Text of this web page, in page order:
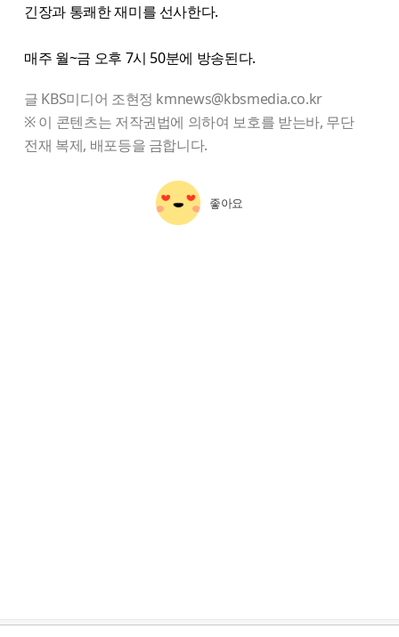
긴장과 통쾌한 재미를 선사한다.
매주 월~금 오후 7시 50분에 방송된다.
글 KBS미디어 조현정 kmnews@kbsmedia.co.kr
※ 이 콘텐츠는 저작권법에 의하여 보호를 받는바, 무단
전재 복제, 배포등을 금합니다.
좋아요